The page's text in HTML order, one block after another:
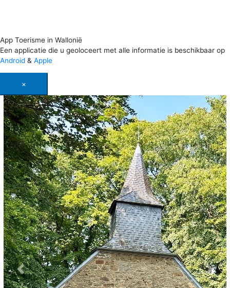
App Toerisme in Wallonië
Een applicatie die u geoloceert met alle informatie is beschikbaar op
Android & Apple
×
Previous Next